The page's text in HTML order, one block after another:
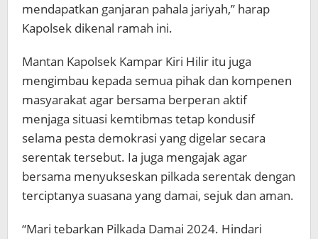
mendapatkan ganjaran pahala jariyah,’’ harap
Kapolsek dikenal ramah ini.
Mantan Kapolsek Kampar Kiri Hilir itu juga
mengimbau kepada semua pihak dan kompenen
masyarakat agar bersama berperan aktif
menjaga situasi kemtibmas tetap kondusif
selama pesta demokrasi yang digelar secara
serentak tersebut. Ia juga mengajak agar
bersama menyukseskan pilkada serentak dengan
terciptanya suasana yang damai, sejuk dan aman.
“Mari tebarkan Pilkada Damai 2024. Hindari